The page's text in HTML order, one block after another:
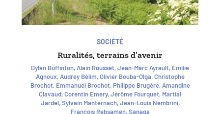
SOCIÉTÉ
Ruralités, terrains d’avenir
Dylan Buffinton, Alain Rousset, Jean-Marc Ayrault, Émilie
Agnoux, Audrey Bélim, Olivier Bouba-Olga, Christophe
Brochot, Emmanuel Brochot, Philippe Brugère, Amandine
Clavaud, Corentin Emery, Jérôme Fourquet, Martial
Jardel, Sylvain Manternach, Jean-Louis Nembrini,
François Rebsamen, Sanaga